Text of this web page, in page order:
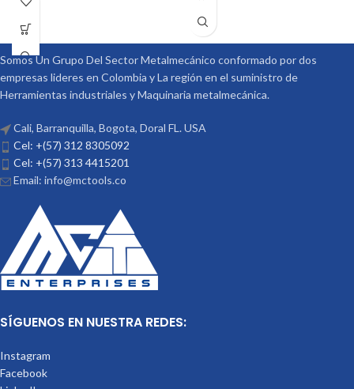
Somos Un Grupo Del Sector Metalmecánico conformado por dos
empresas lideres en Colombia y La región en el suministro de
Herramientas industriales y Maquinaria metalmecánica.
Cali, Barranquilla, Bogota, Doral FL. USA
Cel: +(57) 312 8305092
Cel: +(57) 313 4415201
Email: info@mctools.co
SÍGUENOS EN NUESTRA REDES:
Instagram
Facebook